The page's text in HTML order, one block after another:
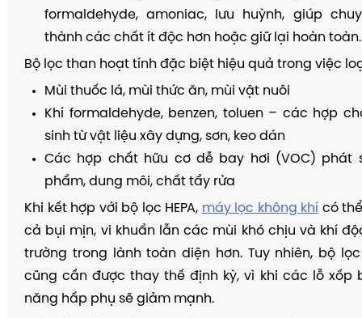
formaldehyde, amoniac, lưu huỳnh, giúp
thành các chất ít độc hơn hoặc giữ lại hoàn toàn.
Bộ lọc than hoạt tính đặc biệt hiệu quả trong việc
Mùi thuốc lá, mùi thức ăn, mùi vật nuôi
Khí formaldehyde, benzen, toluen – các hợp
sinh từ vật liệu xây dựng, sơn, keo dán
Các hợp chất hữu cơ dễ bay hơi (VOC) phát
phẩm, dung môi, chất tẩy rửa
Khi kết hợp với bộ lọc HEPA, máy lọc không khí có
cả bụi mịn, vi khuẩn lẫn các mùi khó chịu và khí
trường trong lành toàn diện hơn. Tuy nhiên, bộ
cũng cần được thay thế định kỳ, vì khi các lỗ xốp
năng hấp phụ sẽ giảm mạnh.